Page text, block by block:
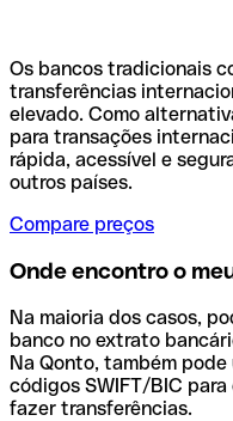
Os bancos tradicionais
transferências
elevado. Como
para transações
rápida, acessível e
outros países.
Compare preços
Onde encontro o
Na maioria dos casos,
banco no extrato
Na Qonto, também
códigos SWIFT/BIC
fazer transferências.